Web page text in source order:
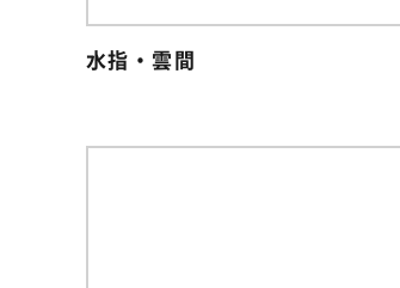
水指・雲間